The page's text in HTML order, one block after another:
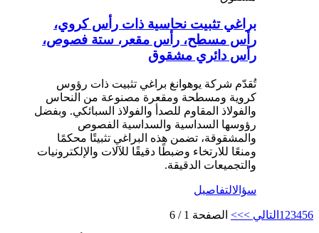
براغي تثبيت نحاسية ذات رأس كروي،
رأس مسطح، رأس مقعر، ستة فصوص،
رأس دائري مشقوق
تُقدّم شركة يوهوانغ براغي تثبيت ذات رؤوس
كروية ومسطحة ومقعرة مصنوعة من النحاس
والفولاذ المقاوم للصدأ والفولاذ السبائكي. وبفضل
رؤوسها السداسية والسداسية الفصوص
والمشقوقة، تضمن هذه البراغي تثبيتًا محكمًا
ومنعًا للارتخاء وضبطًا دقيقًا للآلات والإلكترونيات
والتجميعات الدقيقة.
سؤالالتفاصيل
1 23456 التالي >>> الصفحة 1 / 6